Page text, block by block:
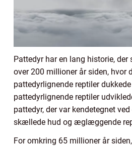
Pattedyr har en lang historie,
over 200 millioner år siden, hvor
pattedyrlignende reptiler
pattedyrlignende reptiler
pattedyr, der var kendetegnet
skællede hud og æglæggende
For omkring 65 millioner år